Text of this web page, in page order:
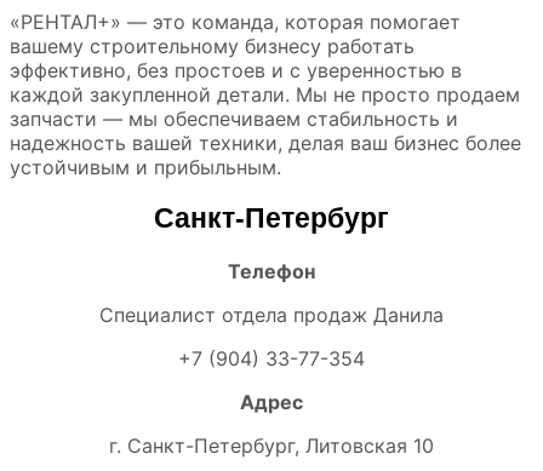
«РЕНТАЛ+» — это команда, которая помогает
вашему строительному бизнесу работать
эффективно, без простоев и с уверенностью в
каждой закупленной детали. Мы не просто продаем
запчасти — мы обеспечиваем стабильность и
надежность вашей техники, делая ваш бизнес более
устойчивым и прибыльным.
Санкт-Петербург
Телефон
Специалист отдела продаж Данила
+7 (904) 33-77-354
Адрес
г. Санкт-Петербург, Литовская 10